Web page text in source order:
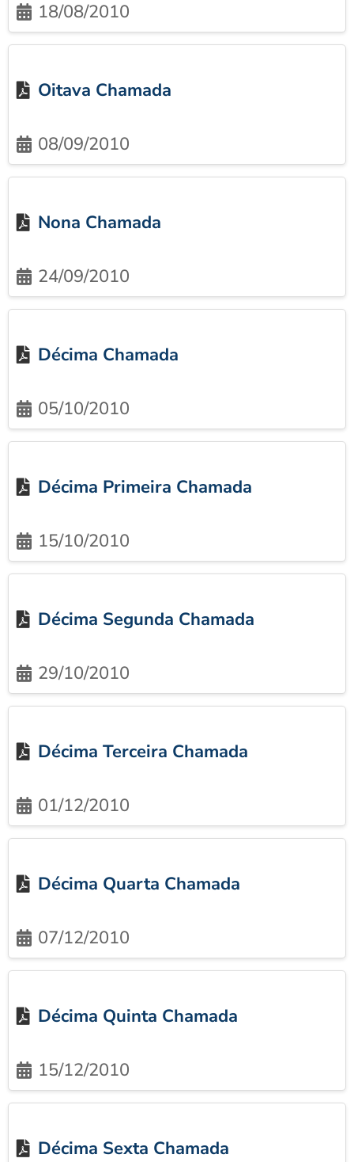
18/08/2010
Oitava Chamada
08/09/2010
Nona Chamada
24/09/2010
Décima Chamada
05/10/2010
Décima Primeira Chamada
15/10/2010
Décima Segunda Chamada
29/10/2010
Décima Terceira Chamada
01/12/2010
Décima Quarta Chamada
07/12/2010
Décima Quinta Chamada
15/12/2010
Décima Sexta Chamada